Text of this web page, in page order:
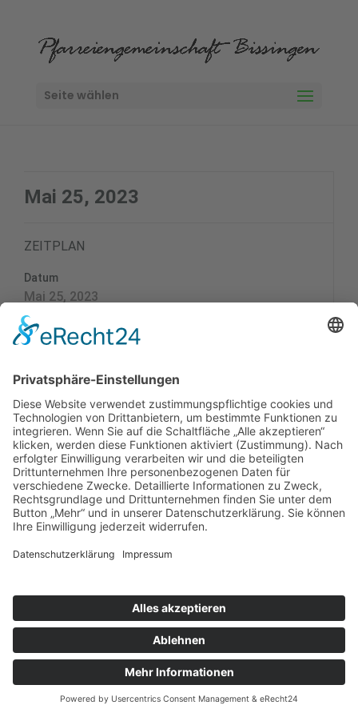
Seite wählen
Mai 25, 2023
ZEITPLAN
Datum
Mai 25, 2023
Zeit
19:00
Gottesdienst
Ort:
Bissigen
Pfarreiengemeinschaft Bissingen ©2024 |
Impressum|Datenschutz